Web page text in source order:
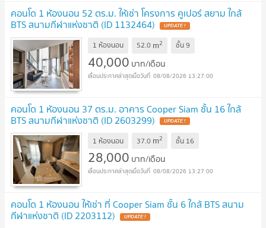
คอนโด 1 ห้องนอน 52 ตร.ม. ให้เช่า โครงการ คูเปอร์ สยาม ใกล้
BTS สนามกีฬาแห่งชาติ (ID 1132464)
1 ห้องนอน 52.0 m2 ชั้น9
40,000 บาท/เดือน
08/08/2026 13:27:00
คอนโด 1 ห้องนอน 37 ตร.ม. อาคาร Cooper Siam ชั้น 16 ใกล้
BTS สนามกีฬาแห่งชาติ (ID 2603299)
1 ห้องนอน 37.0 m2 ชั้น 16
28,000 บาท/เดือน
08/08/2026 13:27:00
คอนโด 1 ห้องนอน ให้เช่า ที่ Cooper Siam ชั้น 6 ใกล้ BTS สนาม
กีฬาแห่งชาติ (ID 2203112)